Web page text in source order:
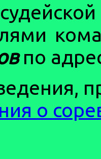
по
о